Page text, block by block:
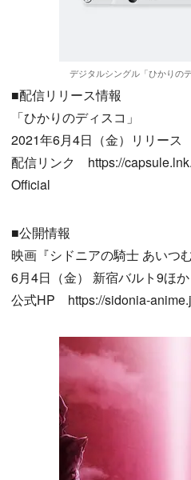
デジタルシングル「ひかりの
■配信リリース情報
「ひかりのディスコ」
2021年6月4日（金）リリース
配信リンク https://
Official
■公開情報
映画『シドニアの騎士 あいつ
6月4日（金） 新宿バルト9ほ
公式HP https://sidonia-